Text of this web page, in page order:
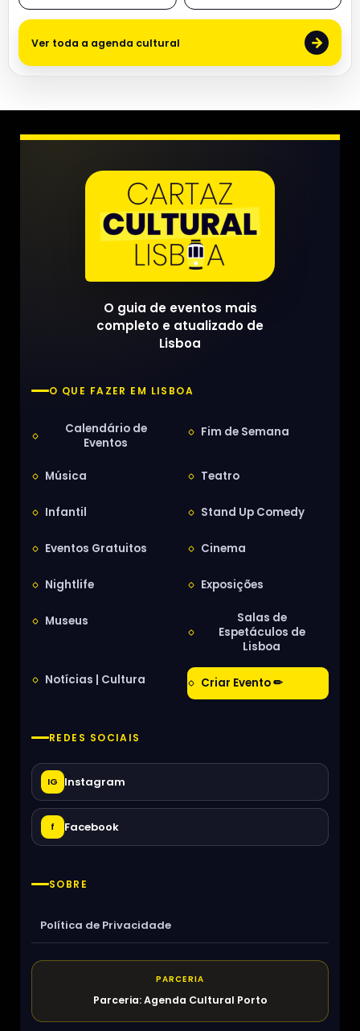
Ver toda a agenda cultural →
O guia de eventos mais
completo e atualizado de
Lisboa
O QUE FAZER EM LISBOA
Calendário de
Eventos
Fim de Semana
Música Teatro
Infantil Stand Up Comedy
Eventos Gratuitos Cinema
Nightlife Exposições
Museus
Salas de
Espetáculos de
Lisboa
Notícias | Cultura Criar Evento ✏
REDES SOCIAIS
IG Instagram
f Facebook
SOBRE
Política de Privacidade
PARCERIA
Parceria: Agenda Cultural Porto